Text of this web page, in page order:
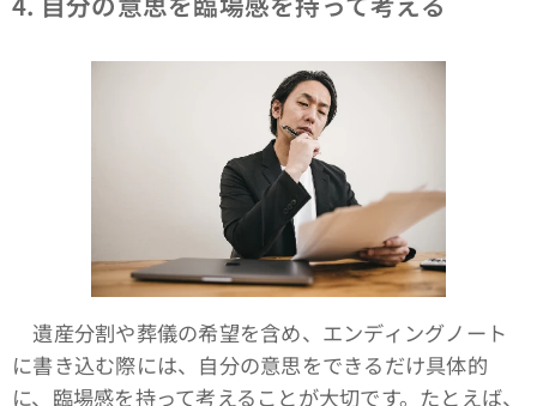
遺産分割や葬儀の希望を含め、エンディングノート
に書き込む際には、自分の意思をできるだけ具体的
に、臨場感を持って考えることが大切です。たとえば、